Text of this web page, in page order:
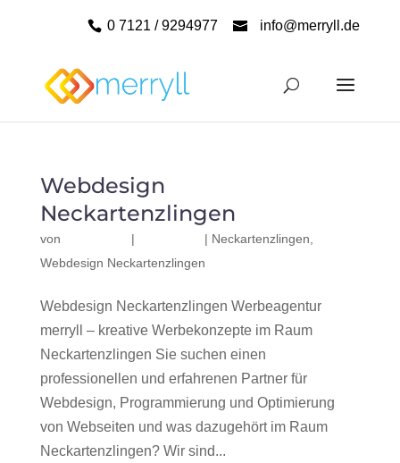
0 7121 / 9294977 info@merryll.de
Webdesign
Neckartenzlingen
von | | Neckartenzlingen
Webdesign Neckartenzlingen
Webdesign Neckartenzlingen Werbeagentur
merryll – kreative Werbekonzepte im Raum
Neckartenzlingen Sie suchen einen
professionellen und erfahrenen Partner für
Webdesign, Programmierung und Optimierung
von Webseiten und was dazugehört im Raum
Neckartenzlingen? Wir sind...